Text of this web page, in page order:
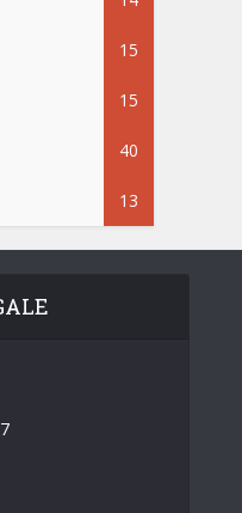
15
15
40
13